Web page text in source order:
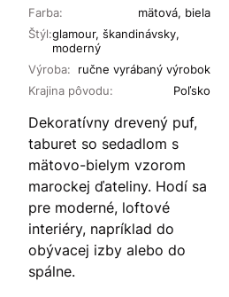
Farba:
mätová, biela
Výroba: ručne vyrábaný výrobok
Štýl:glamour, škandinávsky,
moderný
Krajina pôvodu: Poľsko
Dekoratívny drevený puf,
taburet so sedadlom s
mätovo-bielym vzorom
marockej ďateliny. Hodí sa
pre moderné, loftové
interiéry, napríklad do
obývacej izby alebo do
spálne.